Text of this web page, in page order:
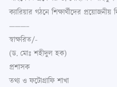
ক্যারিয়ার গঠনে শিক্ষার্থীদের প্রয়োজনীয়
———–
স্বাক্ষরিত/-
(ড. মোঃ শহীদুল হক)
প্রশাসক
তথ্য ও ফটোগ্রাফি শাখা